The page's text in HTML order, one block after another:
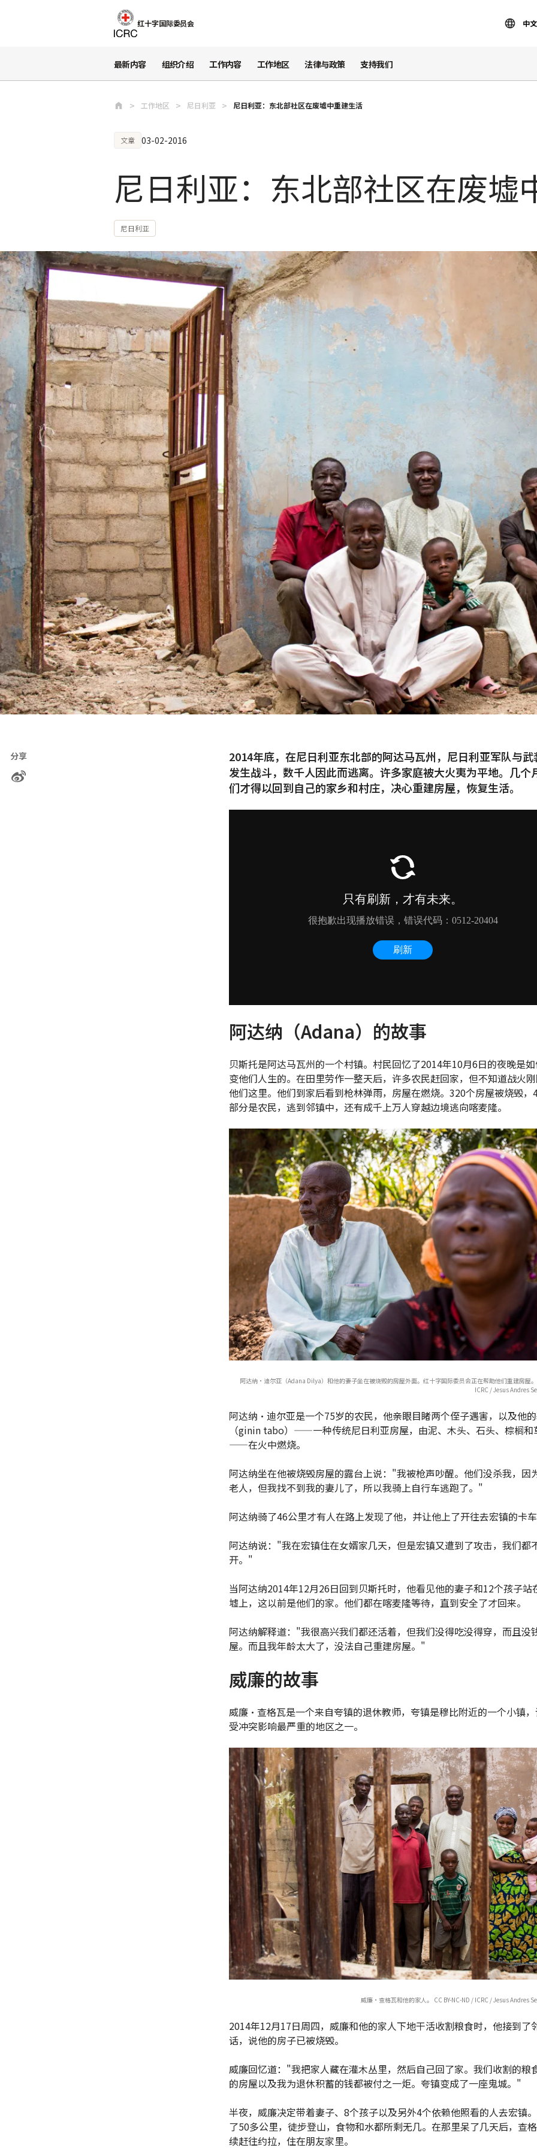
红十字国际委员会 中文
最新内容 组织介绍 工作内容 工作地区 法律与政策 支持我们
工作地区 尼日利亚 尼日利亚：东北部社区在废墟中重建生活
文章 03-02-2016
尼日利亚：东北部社区在废墟
尼日利亚
分享
2014年底，在尼日利亚东北部的阿达马瓦州，尼日利亚军队与武
发生战斗，数千人因此而逃离。许多家庭被大火夷为平地。几个
们才得以回到自己的家乡和村庄，决心重建房屋，恢复生活。
阿达纳（Adana）的故事
贝斯托是阿达马瓦州的一个村镇。村民回忆了2014年10月6日的夜晚是
变他们人生的。在田里劳作一整天后，许多农民赶回家，但不知道战火
他们这里。他们到家后看到枪林弹雨，房屋在燃烧。320个房屋被烧毁，
部分是农民，逃到邻镇中，还有成千上万人穿越边境逃向喀麦隆。
阿达纳·迪尔亚（Adana Dilya）和他的妻子坐在被烧毁的房屋外面。红十字国际委员会正在帮助他们重建房屋。
ICRC / Jesus Andres
阿达纳·迪尔亚是一个75岁的农民，他亲眼目睹两个侄子遇害，以及他
（ginin tabo）——一种传统尼日利亚房屋，由泥、木头、石头、棕榈和
——在火中燃烧。
阿达纳坐在他被烧毁房屋的露台上说："我被枪声吵醒。他们没杀我，因
老人，但我找不到我的妻儿了，所以我骑上自行车逃跑了。"
阿达纳骑了46公里才有人在路上发现了他，并让他上了开往去宏镇的卡车
阿达纳说："我在宏镇住在女婿家几天，但是宏镇又遭到了攻击，我们都
开。"
当阿达纳2014年12月26日回到贝斯托时，他看见他的妻子和12个孩子站
墟上，这以前是他们的家。他们都在喀麦隆等待，直到安全了才回来。
阿达纳解释道："我很高兴我们都还活着，但我们没得吃没得穿，而且没
屋。而且我年龄太大了，没法自己重建房屋。"
威廉的故事
威廉·查格瓦是一个来自夸镇的退休教师，夸镇是穆比附近的一个小镇
受冲突影响最严重的地区之一。
威廉·查格瓦和他的家人。 CC BY-NC-ND / ICRC / Jesus Andres
2014年12月17日周四，威廉和他的家人下地干活收割粮食时，他接到了
话，说他的房子已被烧毁。
威廉回忆道："我把家人藏在灌木丛里，然后自己回了家。我们收割的粮
的房屋以及我为退休积蓄的钱都被付之一炬。夸镇变成了一座鬼城。"
半夜，威廉决定带着妻子、8个孩子以及另外4个依赖他照看的人去宏镇
了50多公里，徒步登山，食物和水都所剩无几。在那里呆了几天后，查
续赶往约拉，住在朋友家里。